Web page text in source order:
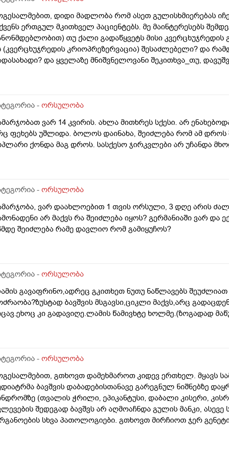
დიდი მადლობა რომ ასეთ გულისხმიერებას
ერთგულ მკითხველ პაციენტებს. მე მაინტერესებს
თუ ქალი გადაწყვეტს მისი კვერცხუჯრედის
(კვერცხუჯრედის კრიოპრეზერვაცია) შესაძლებელი? და
და ყველაზე მნიშვნელოვანი შეკითხვა_თუ,
"დონორის" სურვილის მიუხედავად? თუ არ შეწუხდებით,
- ორსულობა
ვარ 14 კვირის. ახლა მითხრეს სქესი. არ
ფეხებს უშლიდა. ბოლოს დაინახა, შეიძლება რომ ამ
ქონდა მაგ დროს. სასქესო ჯირკვლები არ უჩანდა
- ორსულობა
ვარ დაახლოებით 1 თვის ორსული, 3 დღე არის
არ მაქვს რა შეიძლება იყოს? გერმანიაში ვარ და
შეიძლება რამე დავლიო რომ გამიყუჩოს?
- ორსულობა
გავაფრინო,ადრეც გკითხეთ ნუთუ ნაწლავებს შეუძლიათ
ბავშვის მსგავსი,ციკლი მაქვს,არც
კი გადავიღე.ლამის წამივხტე ხოლმე.(ზოგადად
- ორსულობა
გთხოვთ დამეხმაროთ კიდევ ერთხელ. მყავს
ბავშვის დაბადებისთანავე გარეგნულ ნიშნებზე
(თვალის ჭრილი, ეპიკანტუსი, დაბალი კისერი,
შედეგად ბავშვს არ აღმოაჩნდა გულის მანკი, ასევე
სხვა პათოლოგიები. გთხოვთ მირჩიოთ ჯერ